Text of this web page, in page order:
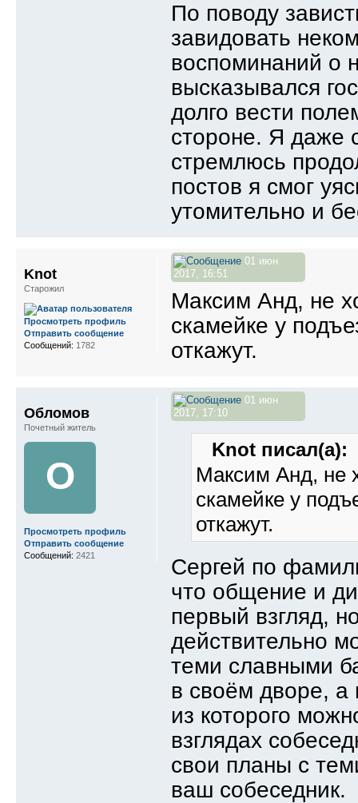
По поводу
завидовать
воспоминаний о
высказывался
долго вести
стороне. Я даже
стремлюсь
постов я смог
утомительно и
01 июн
2017, 16:51
Максим Анд, не
скамейке у
откажут.
Knot
Старожил
Просмотреть профиль
Отправить сообщение
Сообщений: 1782
01 июн
2017, 17:10
Knot писал(а):
Максим Анд, не
скамейке у
откажут.
Сергей по
что общение и
первый взгляд,
действительно
теми славными
в своём дворе, а
из которого
взглядах
свои планы с
ваш собеседник.
Обломов
Почетный житель
О
Просмотреть профиль
Отправить сообщение
Сообщений: 2421